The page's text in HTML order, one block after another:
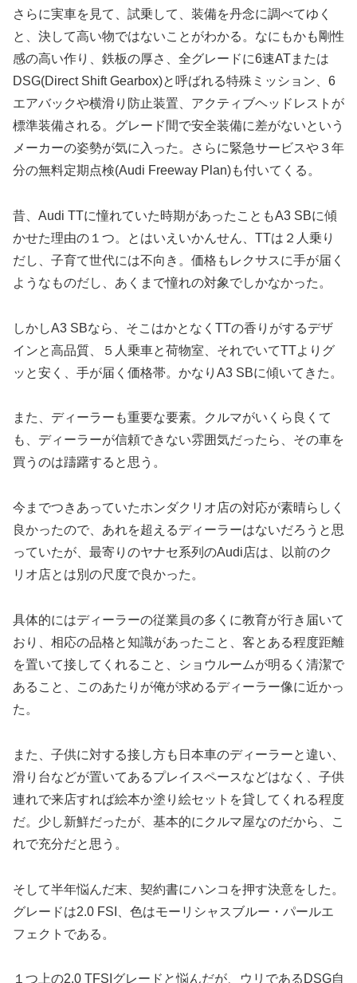
さらに実車を見て、試乗して、装備を丹念に調べてゆく
と、決して高い物ではないことがわかる。なにもかも剛性
感の高い作り、鉄板の厚さ、全グレードに6速ATまたは
DSG(Direct Shift Gearbox)と呼ばれる特殊ミッション、6
エアバックや横滑り防止装置、アクティブヘッドレストが
標準装備される。グレード間で安全装備に差がないという
メーカーの姿勢が気に入った。さらに緊急サービスや３年
分の無料定期点検(Audi Freeway Plan)も付いてくる。
昔、Audi TTに憧れていた時期があったこともA3 SBに傾
かせた理由の１つ。とはいえいかんせん、TTは２人乗り
だし、子育て世代には不向き。価格もレクサスに手が届く
ようなものだし、あくまで憧れの対象でしかなかった。
しかしA3 SBなら、そこはかとなくTTの香りがするデザ
インと高品質、５人乗車と荷物室、それでいてTTよりグ
ッと安く、手が届く価格帯。かなりA3 SBに傾いてきた。
また、ディーラーも重要な要素。クルマがいくら良くて
も、ディーラーが信頼できない雰囲気だったら、その車を
買うのは躊躇すると思う。
今までつきあっていたホンダクリオ店の対応が素晴らしく
良かったので、あれを超えるディーラーはないだろうと思
っていたが、最寄りのヤナセ系列のAudi店は、以前のク
リオ店とは別の尺度で良かった。
具体的にはディーラーの従業員の多くに教育が行き届いて
おり、相応の品格と知識があったこと、客とある程度距離
を置いて接してくれること、ショウルームが明るく清潔で
あること、このあたりが俺が求めるディーラー像に近かっ
た。
また、子供に対する接し方も日本車のディーラーと違い、
滑り台などが置いてあるプレイスペースなどはなく、子供
連れで来店すれば絵本か塗り絵セットを貸してくれる程度
だ。少し新鮮だったが、基本的にクルマ屋なのだから、こ
れで充分だと思う。
そして半年悩んだ末、契約書にハンコを押す決意をした。
グレードは2.0 FSI、色はモーリシャスブルー・パールエ
フェクトである。
１つ上の2.0 TFSIグレードと悩んだが、ウリであるDSG自